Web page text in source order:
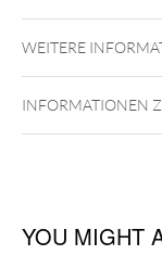
WEITERE
INFORMATIONEN
YOU MIGHT